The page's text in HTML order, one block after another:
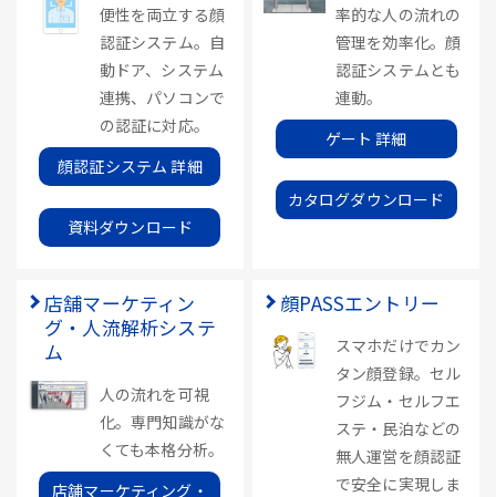
便性を両立する顔
認証システム。自
動ドア、システム
連携、パソコンで
の認証に対応。
顔認証システム 詳細
資料ダウンロード
率的な人の流れの
管理を効率化。顔
認証システムとも
連動。
ゲート 詳細
カタログダウンロード
店舗マーケティン
グ・人流解析システ
ム
人の流れを可視
化。専門知識がな
くても本格分析。
店舗マーケティング・
顔PASSエントリー
スマホだけでカン
タン顔登録。セル
フジム・セルフエ
ステ・民泊などの
無人運営を顔認証
で安全に実現しま